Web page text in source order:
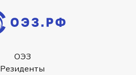
ОЭЗ
Резиденты